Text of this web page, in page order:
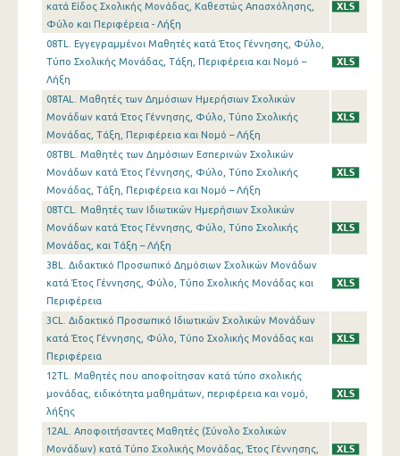
κατά Είδος Σχολικής Μονάδας, Καθεστώς Απασχόλησης,
Φύλο και Περιφέρεια - Λήξη
08TL. Εγγεγραμμένοι Μαθητές κατά Έτος Γέννησης, Φύλο,
Τύπο Σχολικής Μονάδας, Τάξη, Περιφέρεια και Νομό –
Λήξη
08TAL. Μαθητές των Δημόσιων Ημερήσιων Σχολικών
Μονάδων κατά Έτος Γέννησης, Φύλο, Τύπο Σχολικής
Μονάδας, Τάξη, Περιφέρεια και Νομό – Λήξη
08TBL. Μαθητές των Δημόσιων Εσπερινών Σχολικών
Μονάδων κατά Έτος Γέννησης, Φύλο, Τύπο Σχολικής
Μονάδας, Τάξη, Περιφέρεια και Νομό – Λήξη
08TCL. Μαθητές των Ιδιωτικών Ημερήσιων Σχολικών
Μονάδων κατά Έτος Γέννησης, Φύλο, Τύπο Σχολικής
Μονάδας, και Τάξη – Λήξη
3BL. Διδακτικό Προσωπικό Δημόσιων Σχολικών Μονάδων
κατά Έτος Γέννησης, Φύλο, Τύπο Σχολικής Μονάδας και
Περιφέρεια
3CL. Διδακτικό Προσωπικό Ιδιωτικών Σχολικών Μονάδων
κατά Έτος Γέννησης, Φύλο, Τύπο Σχολικής Μονάδας και
Περιφέρεια
12TL. Μαθητές που αποφοίτησαν κατά τύπο σχολικής
μονάδας, ειδικότητα μαθημάτων, περιφέρεια και νομό,
λήξης
12AL. Αποφοιτήσαντες Μαθητές (Σύνολο Σχολικών
Μονάδων) κατά Τύπο Σχολικής Μονάδας, Έτος Γέννησης,